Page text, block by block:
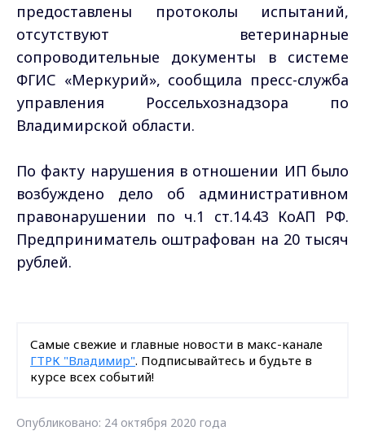
предоставлены протоколы испытаний,
отсутствуют ветеринарные
сопроводительные документы в системе
ФГИС «Меркурий», сообщила пресс-служба
управления Россельхознадзора по
Владимирской области.
По факту нарушения в отношении ИП было
возбуждено дело об административном
правонарушении по ч.1 ст.14.43 КоАП РФ.
Предприниматель оштрафован на 20 тысяч
рублей.
Самые свежие и главные новости в макс-канале
ГТРК "Владимир". Подписывайтесь и будьте в
курсе всех событий!
Опубликовано: 24 октября 2020 года